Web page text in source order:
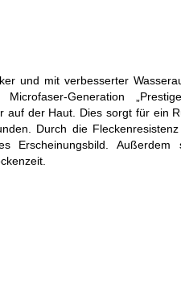
NEW GENERATION
LIGHT
und mit verbesserter
Generation
auf der Haut. Dies sorgt für ein
Durch die
Erscheinungsbild.